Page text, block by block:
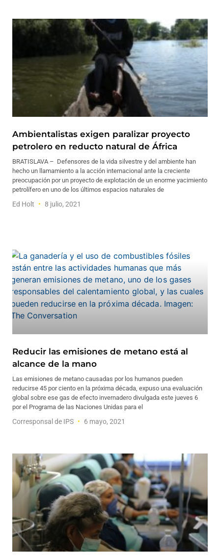
Ambientalistas exigen paralizar proyecto
petrolero en reducto natural de África
BRATISLAVA – Defensores de la vida silvestre y del ambiente han
hecho un llamamiento a la acción internacional ante la creciente
preocupación por un proyecto de explotación de un enorme yacimiento
petrolífero en uno de los últimos espacios naturales de
Ed Holt 8 julio, 2021
Reducir las emisiones de metano está al
alcance de la mano
Las emisiones de metano causadas por los humanos pueden
reducirse 45 por ciento en la próxima década, expuso una evaluación
global sobre ese gas de efecto invernadero divulgada este jueves 6
por el Programa de las Naciones Unidas para el
Corresponsal de IPS 6 mayo, 2021